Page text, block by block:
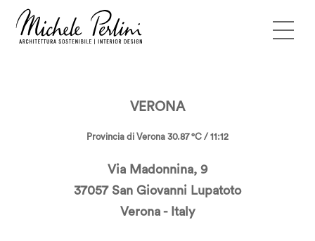
VERONA
Provincia di Verona 30.87 °C / 11:12
Via Madonnina, 9
37057 San Giovanni Lupatoto
Verona - Italy